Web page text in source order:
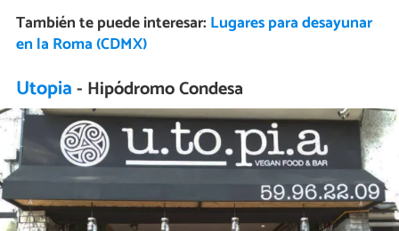
También te puede interesar: Lugares para desayunar
en la Roma (CDMX)
Utopia- Hipódromo Condesa